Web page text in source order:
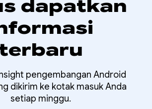
dapatkan
pengembangan Android
dikirim ke kotak masuk Anda
setiap minggu.